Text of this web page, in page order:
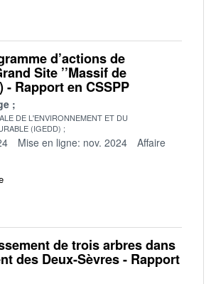
d’actions de
Site ’’Massif de
- Rapport en CSSPP
DE L'ENVIRONNEMENT ET DU
(IGEDD)
Mise en ligne: nov. 2024
Affaire
de trois arbres dans
des Deux-Sèvres - Rapport